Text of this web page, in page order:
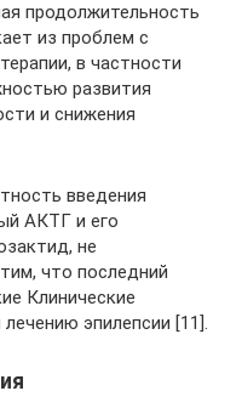
продолжительность
из проблем с
в частности
развития
и снижения
введения
АКТГ и его
не
что последний
Клинические
эпилепсии [11].